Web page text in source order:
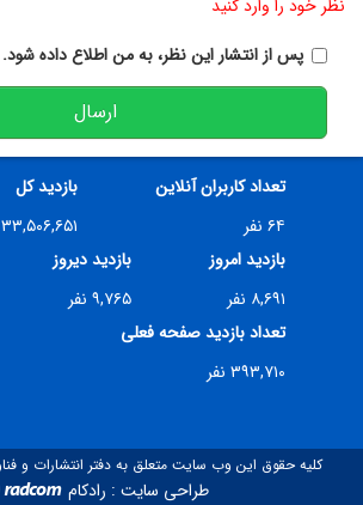
نظر خود را وارد کنید
پس از انتشار این نظر، به من اطلاع داده شود.
ارسال
تعداد کاربران آنلاین
۶۴ نفر
بازدید کل
۳۳,۵۰۶,۶۵۱ نفر
بازدید امروز
۸,۶۹۱ نفر
بازدید دیروز
۹,۷۶۵ نفر
تعداد بازدید صفحه فعلی
۳۹۳,۷۱۰ نفر
کلیه حقوق این وب سایت متعلق به دفتر انتشارات و
طراحی سایت : رادکام radcom